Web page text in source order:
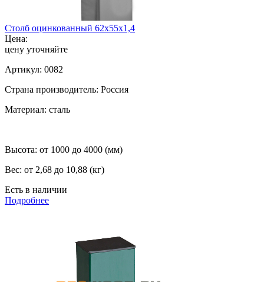
Столб оцинкованный 62x55x1,4
Цена:
цену уточняйте
Артикул: 0082
Страна производитель: Россия
Материал: сталь
Высота: от 1000 до 4000 (мм)
Вес: от 2,68 до 10,88 (кг)
Есть в наличии
Подробнее